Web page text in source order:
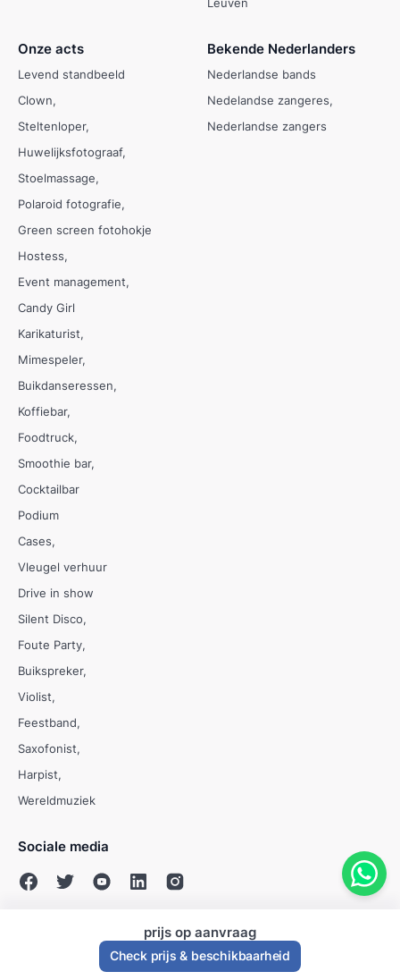
prijs op aanvraag
Check prijs & beschikbaarheid
Onze acts
Levend standbeeld
Clown
Steltenloper
Huwelijksfotograaf
Stoelmassage
Polaroid fotografie
Green screen fotohokje
Hostess
Event management
Candy Girl
Karikaturist
Mimespeler
Buikdanseressen
Koffiebar
Foodtruck
Smoothie bar
Cocktailbar
Podium
Cases
Vleugel verhuur
Drive in show
Silent Disco
Foute Party
Buikspreker
Violist
Feestband
Saxofonist
Harpist
Wereldmuziek
Bekende Nederlanders
Nederlandse bands
Nedelandse zangeres
Nederlandse zangers
Sociale media
© Evenses 2009 - 2026